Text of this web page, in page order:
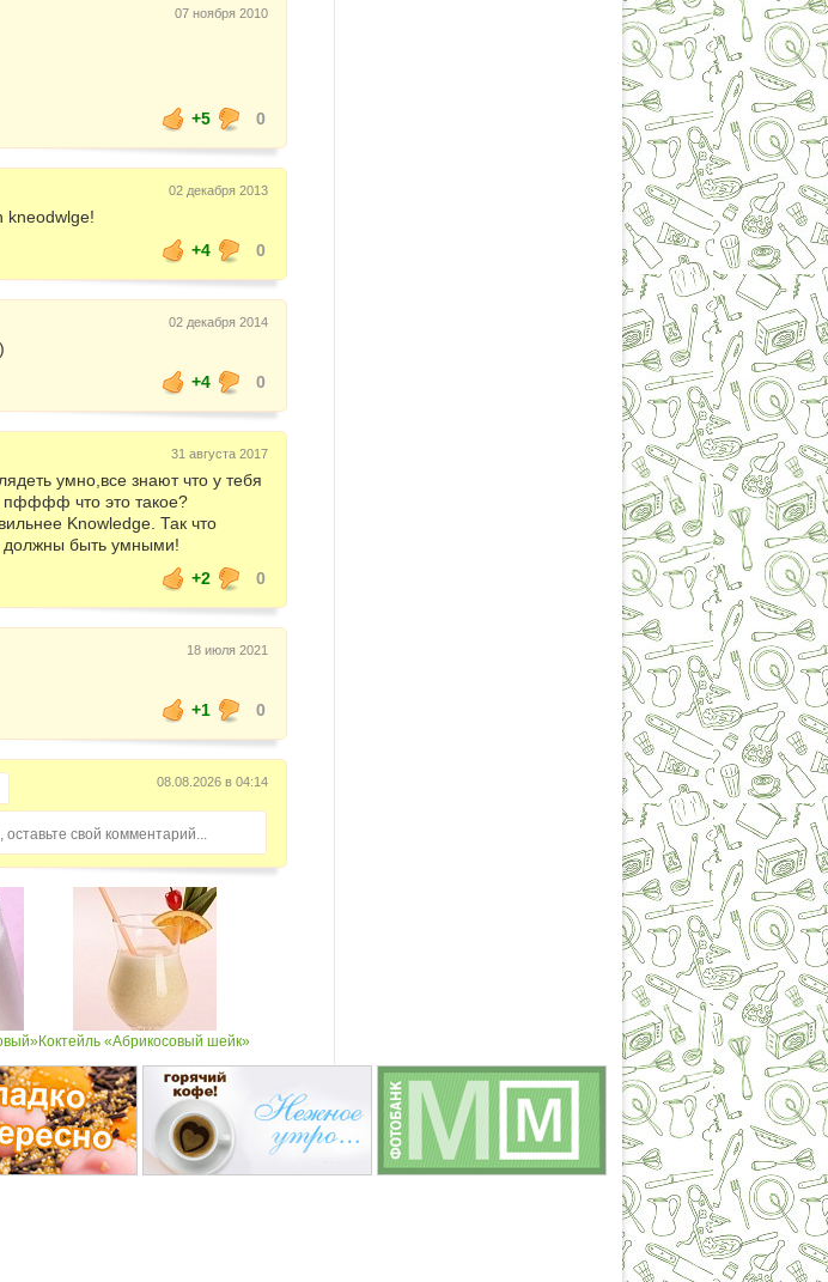
07 ноября 2010
+5
0
02 декабря 2013
kneodwlge!
+4
0
02 декабря 2014
+4
0
31 августа 2017
умно,все знают что у тебя
пфффф что это такое?
Knowledge. Так что
должны быть умными!
+2
0
18 июля 2021
+1
0
08.08.2026 в 04:14
свой комментарий...
Коктейль «Абрикосовый шейк»